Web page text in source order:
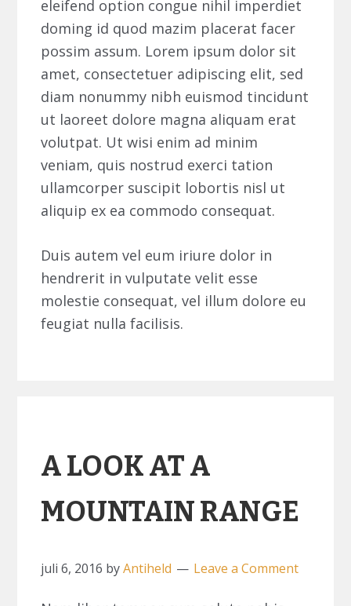
eleifend option congue nihil imperdiet
doming id quod mazim placerat facer
possim assum. Lorem ipsum dolor sit
amet, consectetuer adipiscing elit, sed
diam nonummy nibh euismod tincidunt
ut laoreet dolore magna aliquam erat
volutpat. Ut wisi enim ad minim
veniam, quis nostrud exerci tation
ullamcorper suscipit lobortis nisl ut
aliquip ex ea commodo consequat.
Duis autem vel eum iriure dolor in
hendrerit in vulputate velit esse
molestie consequat, vel illum dolore eu
feugiat nulla facilisis.
A LOOK AT A
MOUNTAIN RANGE
juli 6, 2016 byAntiheld Leave a Comment